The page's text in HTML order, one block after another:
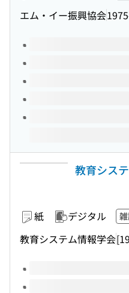
エム・イー振興協会
このタイトルの巻号
教育シス
紙 デジタル
教育システム情報学会
このタイトルの巻号